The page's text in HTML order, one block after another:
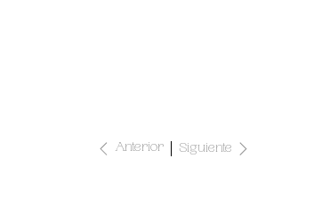
Anterior Siguiente